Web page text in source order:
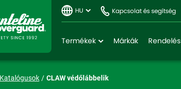
HU Kapcsolat és segítség
Termékek Márkák Rendelés
Katalógusok CLAW védőlábbelik